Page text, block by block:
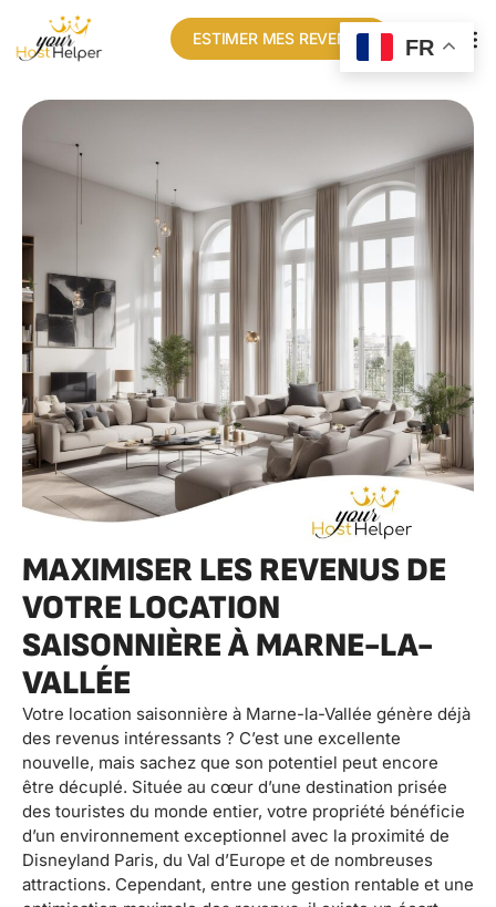
ESTIMER MES REVENUS
MAXIMISER LES REVENUS DE
VOTRE LOCATION
SAISONNIÈRE À MARNE-LA-
VALLÉE
Votre location saisonnière à Marne-la-Vallée génère déjà
des revenus intéressants ? C’est une excellente
nouvelle, mais sachez que son potentiel peut encore
être décuplé. Située au cœur d’une destination prisée
des touristes du monde entier, votre propriété bénéficie
d’un environnement exceptionnel avec la proximité de
Disneyland Paris, du Val d’Europe et de nombreuses
attractions. Cependant, entre une gestion rentable et une
FR